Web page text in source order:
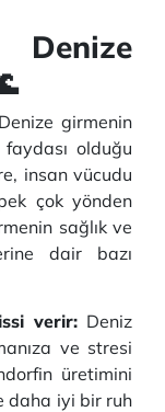
Denize
Denize girmenin
olduğu
insan vücudu
çok yönden
sağlık ve
dair bazı
verir: Deniz
ve stresi
üretimini
daha iyi bir ruh